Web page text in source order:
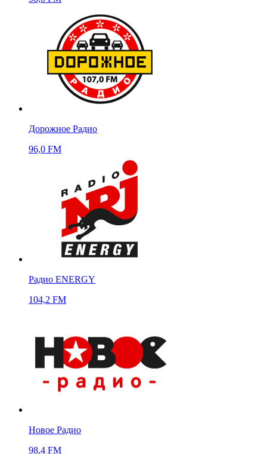
Дорожное Радио
96,0 FM
Радио ENERGY
104,2 FM
Новое Радио
98,4 FM